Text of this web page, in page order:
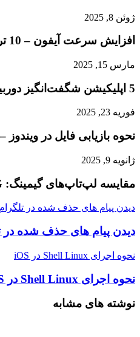
ژوئن 8, 2025
افزایش سرعت آیفون – 10 ترفند تضمینی برای رفع کندی و هنگ کردن گوشی شما
مارس 15, 2025
5 اپلیکیشن شگفت‌انگیز دوربین آیفون که نباید از دست بدهید
فوریه 23, 2025
نحوه بازیابی فایل در ویندوز – Windows File Recovery
ژانویه 9, 2025
مقایسه لپ‌تاپ‌های گیمینگ: Razer Blade vs ASUS ROG
دیدن پیام های حذف شده در تلگرام
دیدن پیام های حذف شده در
نحوه اجرای Shell Linux در iOS
نحوه اجرای Shell Linux در iOS
نوشته های مشابه